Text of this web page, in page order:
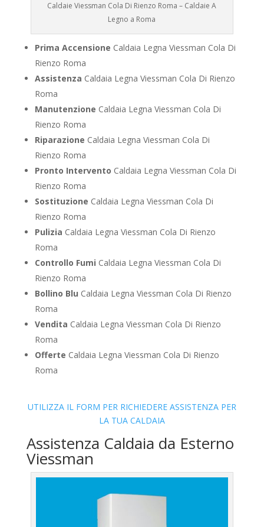
Caldaie Viessman Cola Di Rienzo Roma – Caldaie A
Legno a Roma
Prima Accensione Caldaia Legna Viessman Cola Di
Rienzo Roma
Assistenza Caldaia Legna Viessman Cola Di Rienzo
Roma
Manutenzione Caldaia Legna Viessman Cola Di
Rienzo Roma
Riparazione Caldaia Legna Viessman Cola Di
Rienzo Roma
Pronto Intervento Caldaia Legna Viessman Cola Di
Rienzo Roma
Sostituzione Caldaia Legna Viessman Cola Di
Rienzo Roma
Pulizia Caldaia Legna Viessman Cola Di Rienzo
Roma
Controllo Fumi Caldaia Legna Viessman Cola Di
Rienzo Roma
Bollino Blu Caldaia Legna Viessman Cola Di Rienzo
Roma
Vendita Caldaia Legna Viessman Cola Di Rienzo
Roma
Offerte Caldaia Legna Viessman Cola Di Rienzo
Roma
UTILIZZA IL FORM PER RICHIEDERE ASSISTENZA PER
LA TUA CALDAIA
Assistenza Caldaia da Esterno
Viessman